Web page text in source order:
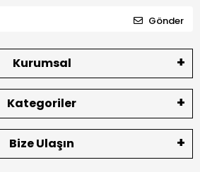
Gönder
Kurumsal
Kategoriler
Bize Ulaşın